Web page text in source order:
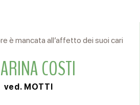
è mancata all’affetto dei suoi cari
COSTI
ved. MOTTI